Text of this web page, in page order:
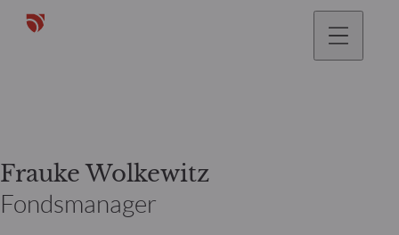
Frauke Wolkewitz
Fondsmanager